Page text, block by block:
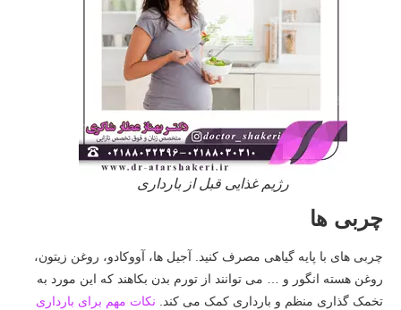
رژیم غذایی قبل از بارداری
چربی ها
چربی های با پایه گیاهی مصرف کنید. آجیل ها، آووکادو، روغن زیتون،
روغن هسته انگور و … می توانند از تورم بدن بکاهند که این مورد به
تخمک گذاری منظم و بارداری کمک می کند. نکات مهم برای بارداری